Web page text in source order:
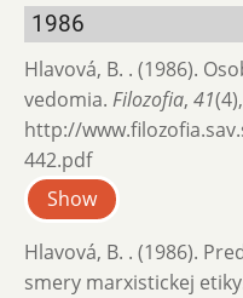
1986
Hlavová, B. . (1986).
vedomia. Filozofia, 41
http://
442.pdf
Show
Hlavová, B. . (1986).
smery marxistickej